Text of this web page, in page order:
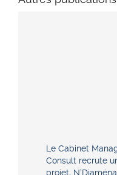
Le Cabinet
Consult recrute
projet,